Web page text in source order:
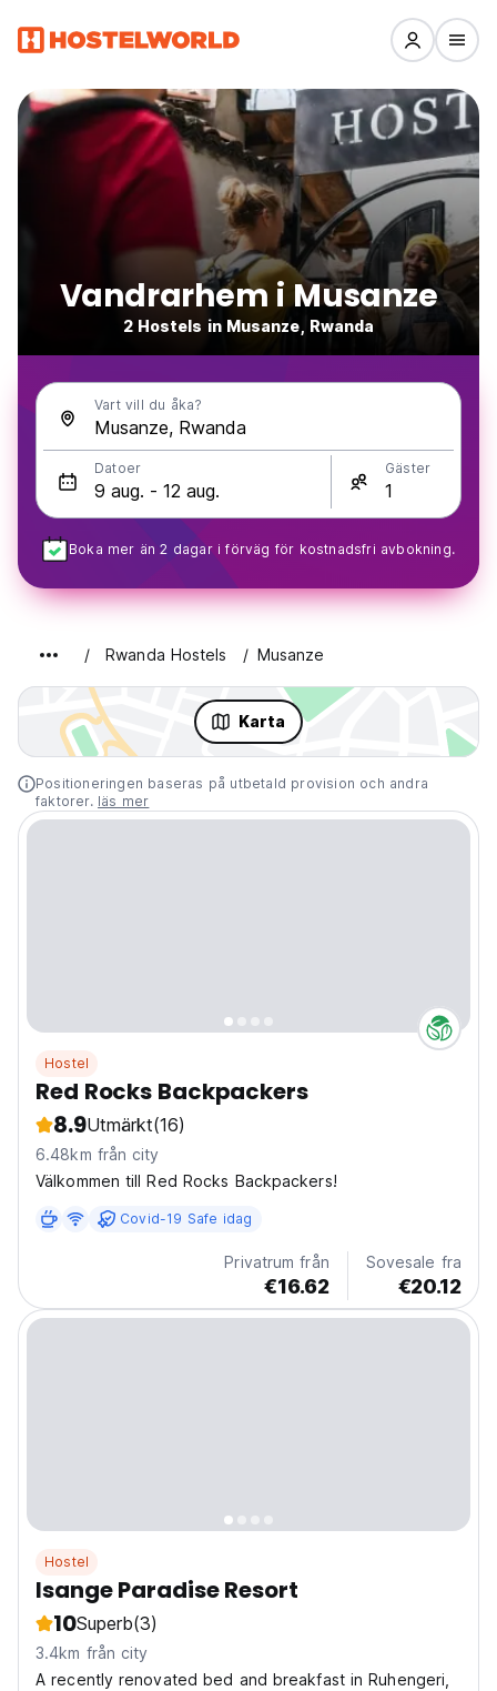
Vandrarhem i Musanze
2 Hostels in Musanze, Rwanda
Vart vill du åka?
Datoer Gäster
Boka mer än 2 dagar i förväg för kostnadsfri avbokning.
Rwanda Hostels Musanze
Karta
Positioneringen baseras på utbetald provision och andra
faktorer. läs mer
Hostel
Red Rocks Backpackers
8.9Utmärkt(16)
6.48km från city
Välkommen till Red Rocks Backpackers!
Covid-19 Safe idag
Privatrum från
€16.62
Sovesale fra
€20.12
Hostel
Isange Paradise Resort
10Superb(3)
3.4km från city
A recently renovated bed and breakfast in Ruhengeri,